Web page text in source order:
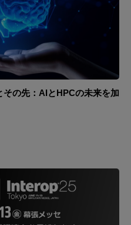
の先：AIとHPCの未来を加